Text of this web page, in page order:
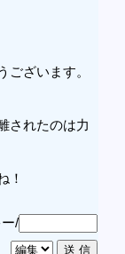
ございます。
されたのは力
！
/